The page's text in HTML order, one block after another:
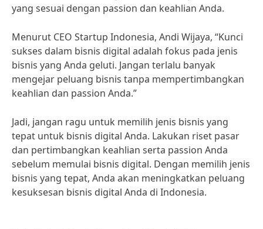
yang sesuai dengan passion dan keahlian Anda.
Menurut CEO Startup Indonesia, Andi Wijaya, “Kunci
sukses dalam bisnis digital adalah fokus pada jenis
bisnis yang Anda geluti. Jangan terlalu banyak
mengejar peluang bisnis tanpa mempertimbangkan
keahlian dan passion Anda.”
Jadi, jangan ragu untuk memilih jenis bisnis yang
tepat untuk bisnis digital Anda. Lakukan riset pasar
dan pertimbangkan keahlian serta passion Anda
sebelum memulai bisnis digital. Dengan memilih jenis
bisnis yang tepat, Anda akan meningkatkan peluang
kesuksesan bisnis digital Anda di Indonesia.